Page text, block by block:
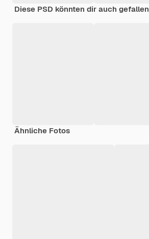
Diese PSD könnten dir auch gefallen
Ähnliche Fotos